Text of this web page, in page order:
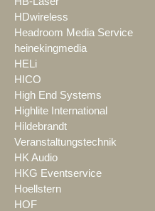
HDwireless
Headroom Media Service
heinekingmedia
HELi
HICO
High End Systems
Highlite International
Hildebrandt
Veranstaltungstechnik
HK Audio
HKG Eventservice
Hoellstern
HOF